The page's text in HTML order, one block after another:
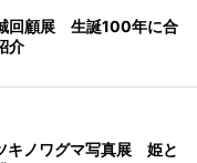
回顧展 生誕100年に合
介
キノワグマ写真展 姫と